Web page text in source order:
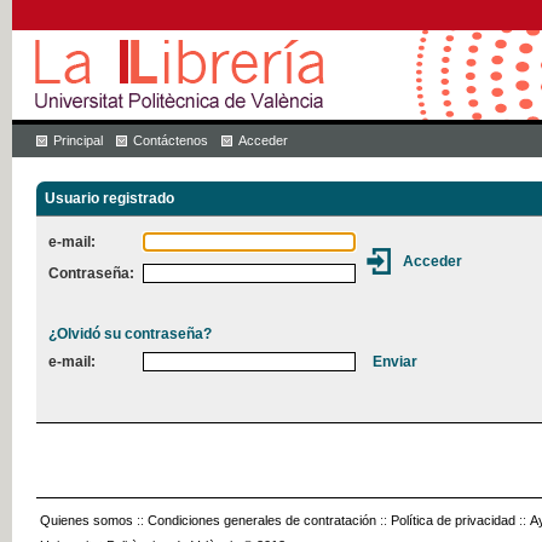
Principal Contáctenos Acceder
Usuario registrado
e-mail:
Contraseña:
¿Olvidó su contraseña?
e-mail:
Quienes somos :: Condiciones generales de contratación :: Política de privacidad ::